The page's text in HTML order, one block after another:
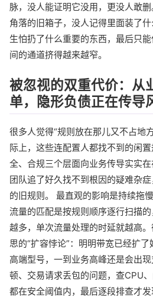
脉，没人能证明它没用，更没人敢
角落的旧箱子，没人记得里面装了什
生怕扔了什么重要的东西，最后只
间的通道挤得越来越窄。
被忽视的双重代价：从
单，隐形负债正在传导
很多人觉得“规则放在那儿又不占地
际上，这些连配置人都找不到的闲
全、合规三个层面向业务传导实实
团队追了好久找不到根因的疑难杂
的旧规则。 最直观的影响是持续拖
流量的匹配是按规则顺序逐行扫描
越多，单次流量处理的时延就越高
思的“扩容悖论”：明明带宽已经扩
高端型号，一到业务高峰还是会出
顿、交易请求丢包的问题，查CPU
都在安全阈值内，最后逐段排查才